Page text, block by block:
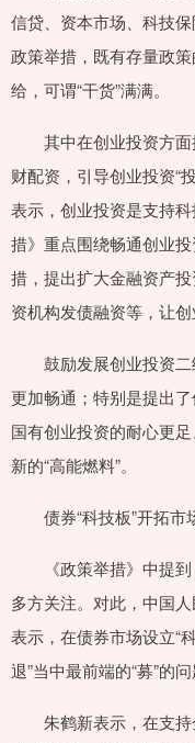
信贷、资本市场、科技
政策举措，既有存量政
给，可谓“干货”满满。
其中在创业投资方面
财配资，引导创业投资“
表示，创业投资是支持
措》重点围绕畅通创业
措，提出扩大金融资产
资机构发债融资等，让创
鼓励发展创业投资二
更加畅通；特别是提出
国有创业投资的耐心更
新的“高能燃料”。
债券“科技板”开拓市
《政策举措》中提到
多方关注。对此，中国
表示，在债券市场设立“
退”当中最前端的“募”的问
朱鹤新表示，在支持